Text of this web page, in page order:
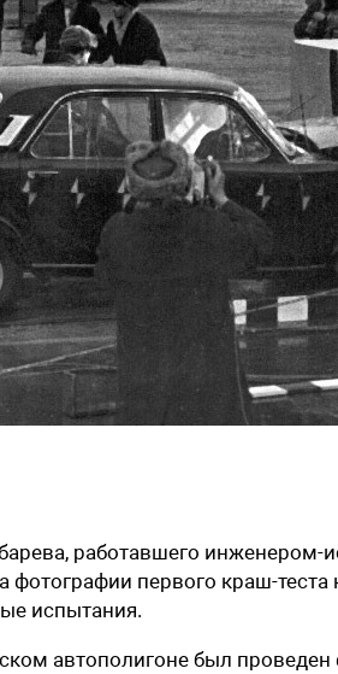
работавшего
фотографии первого краш-
испытания.
автополигоне был